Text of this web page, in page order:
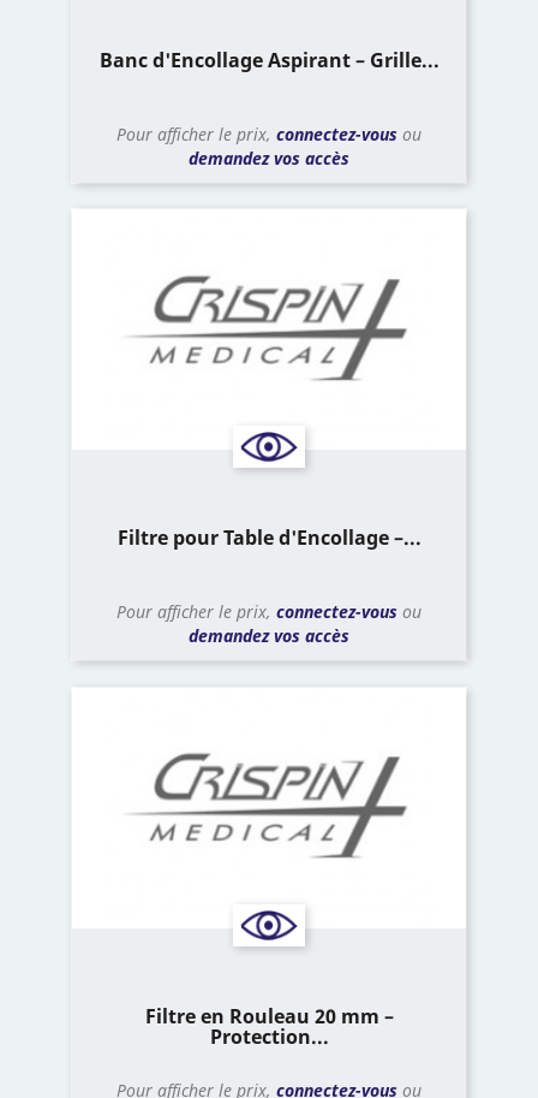
Banc d'Encollage Aspirant – Grille...
Pour afficher le prix, connectez-vous ou
demandez vos accès
Filtre pour Table d'Encollage –...
Pour afficher le prix, connectez-vous ou
demandez vos accès
Filtre en Rouleau 20 mm –
Protection...
Pour afficher le prix, connectez-vous ou